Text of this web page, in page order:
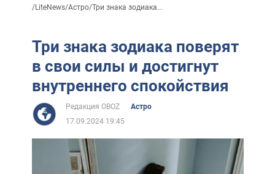
/LiteNews/Астро/Три знака зодиака...
Три знака зодиака поверят
в свои силы и достигнут
внутреннего спокойствия
Редакция OBOZ
Астро
17.09.2024 19:45